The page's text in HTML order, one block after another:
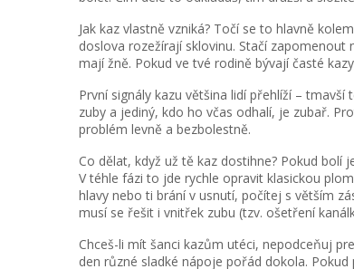
Jak kaz vlastně vzniká? Točí se to hlavně
doslova rozežírají sklovinu. Stačí
mají žně. Pokud ve tvé rodině bývají časté
První signály kazu většina lidí přehlíží –
zuby a jediný, kdo ho včas odhalí, je zubař.
problém levně a bezbolestně.
Co dělat, když už tě kaz dostihne? Pokud
V téhle fázi to jde rychle opravit klasickou
hlavy nebo ti brání v usnutí, počítej s větším
musí se řešit i vnitřek zubu (tzv. ošetření
Chceš-li mít šanci kazům utéci, nepodceňuj
den různé sladké nápoje pořád dokola.